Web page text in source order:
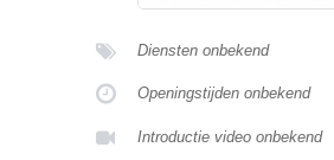
Diensten onbekend
Openingstijden onbekend
Introductie video onbekend